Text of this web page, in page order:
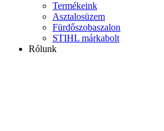
Termékeink
Asztalosüzem
Fürdőszobaszalon
STIHL márkabolt
Rólunk